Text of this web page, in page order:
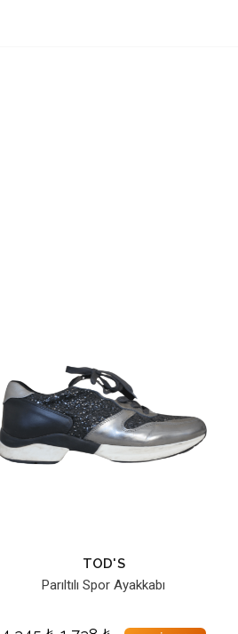
TOD'S
Parıltılı Spor Ayakkabı